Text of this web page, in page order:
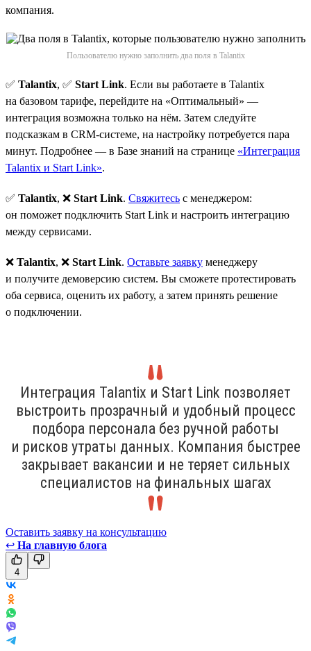
компания.
Пользователю нужно заполнить два поля в Talantix
✅ Talantix, ✅ Start Link. Если вы работаете в Talantix
на базовом тарифе, перейдите на «Оптимальный» —
интеграция возможна только на нём. Затем следуйте
подсказкам в CRM-системе, на настройку потребуется пара
минут. Подробнее — в Базе знаний на странице «Интеграция
Talantix и Start Link».
✅ Talantix, ❌ Start Link. Свяжитесь с менеджером:
он поможет подключить Start Link и настроить интеграцию
между сервисами.
❌ Talantix, ❌ Start Link. Оставьте заявку менеджеру
и получите демоверсию систем. Вы сможете протестировать
оба сервиса, оценить их работу, а затем принять решение
о подключении.
Интеграция Talantix и Start Link позволяет
выстроить прозрачный и удобный процесс
подбора персонала без ручной работы
и рисков утраты данных. Компания быстрее
закрывает вакансии и не теряет сильных
специалистов на финальных шагах
Оставить заявку на консультацию
↩ На главную блога
4